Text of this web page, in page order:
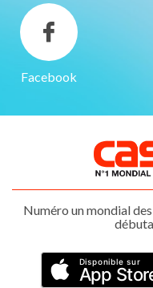
Facebook
Numéro un mondial
Disponible sur
App